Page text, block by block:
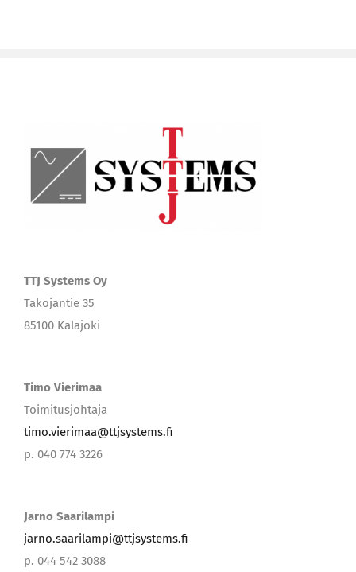
TTJ Systems Oy
Takojantie 35
85100 Kalajoki
Timo Vierimaa
Toimitusjohtaja
timo.vierimaa@ttjsystems.fi
p. 040 774 3226
Jarno Saarilampi
jarno.saarilampi@ttjsystems.fi
p. 044 542 3088